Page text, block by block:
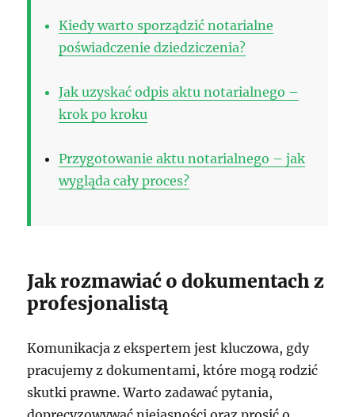
Kiedy warto sporządzić notarialne
poświadczenie dziedziczenia?
Jak uzyskać odpis aktu notarialnego –
krok po kroku
Przygotowanie aktu notarialnego – jak
wygląda cały proces?
Jak rozmawiać o dokumentach z
profesjonalistą
Komunikacja z ekspertem jest kluczowa, gdy
pracujemy z dokumentami, które mogą rodzić
skutki prawne. Warto zadawać pytania,